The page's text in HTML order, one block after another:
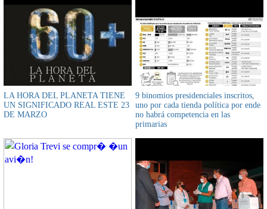
LA HORA DEL PLANETA TIENE
UN SIGNIFICADO REAL ESTE 23
DE MARZO
9 binomios presidenciales inscritos,
uno por cada tienda política por ende
no habrá competencia en las
primarias